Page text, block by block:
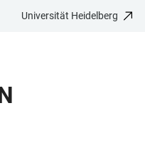
Universität Heidelberg